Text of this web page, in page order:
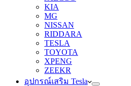
KIA
MG
NISSAN
RIDDARA
TESLA
TOYOTA
XPENG
ZEEKR
อุปกรณ์เสริม Tesla